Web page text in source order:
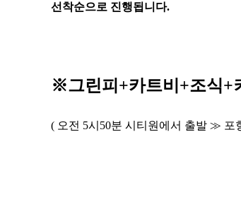
선착순으로 진행됩니다.
※그린피 +카트비 +조식+
( 오전 5시 50분 시티원에서 출발 ≫ 포